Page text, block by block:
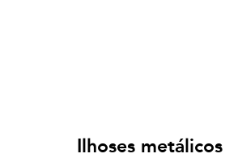
Ilhoses metálicos